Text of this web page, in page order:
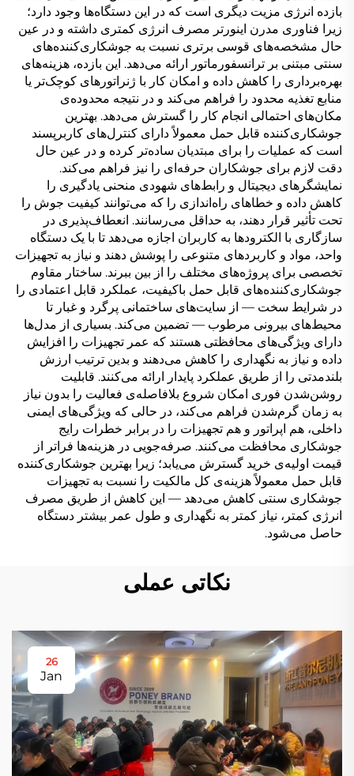
بازده انرژی مزیت دیگری است که در این دستگاه‌ها وجود دارد؛
زیرا فناوری مدرن اینورتر مصرف انرژی کمتری داشته و در عین
حال مشخصه‌های قوسی برتری نسبت به جوشکاری‌کننده‌های
سنتی مبتنی بر ترانسفورماتور ارائه می‌دهد. این بازده، هزینه‌های
بهره‌برداری را کاهش داده و امکان کار با ژنراتورهای کوچک‌تر یا
منابع تغذیه محدود را فراهم می‌کند و در نتیجه محدوده‌ی
مکان‌های احتمالی انجام کار را گسترش می‌دهد. بهترین
جوشکاری‌کننده قابل حمل معمولاً دارای کنترل‌های کاربرپسند
است که عملیات را برای مبتدیان ساده‌تر کرده و در عین حال
دقت لازم برای جوشکاران حرفه‌ای را نیز فراهم می‌کند.
نمایشگرهای دیجیتال و رابط‌های شهودی منحنی یادگیری را
کاهش داده و خطاهای راه‌اندازی را که می‌توانند کیفیت جوش را
تحت تأثیر قرار دهند، به حداقل می‌رسانند. انعطاف‌پذیری در
سازگاری با الکترودها به کاربران اجازه می‌دهد تا با یک دستگاه
واحد، مواد و کاربردهای متنوعی را پوشش دهند و نیاز به تجهیزات
تخصصی برای پروژه‌های مختلف را از بین ببرند. ساختار مقاوم
جوشکاری‌کننده‌های قابل حمل باکیفیت، عملکرد قابل اعتمادی را
در شرایط سخت — از سایت‌های ساختمانی پرگرد و غبار تا
محیط‌های بیرونی مرطوب — تضمین می‌کند. بسیاری از مدل‌ها
دارای ویژگی‌های محافظتی هستند که عمر تجهیزات را افزایش
داده و نیاز به نگهداری را کاهش می‌دهند و بدین ترتیب ارزش
بلندمدتی را از طریق عملکرد پایدار ارائه می‌کنند. قابلیت
روشن‌شدن فوری امکان شروع بلافاصله‌ی فعالیت را بدون نیاز
به زمان گرم‌شدن فراهم می‌کند، در حالی که ویژگی‌های ایمنی
داخلی، هم اپراتور و هم تجهیزات را در برابر خطرات رایج
جوشکاری محافظت می‌کنند. صرفه‌جویی در هزینه‌ها فراتر از
قیمت اولیه‌ی خرید گسترش می‌یابد؛ زیرا بهترین جوشکاری‌کننده
قابل حمل معمولاً هزینه‌ی کل مالکیت را نسبت به تجهیزات
جوشکاری سنتی کاهش می‌دهد — این کاهش از طریق مصرف
انرژی کمتر، نیاز کمتر به نگهداری و طول عمر بیشتر دستگاه
حاصل می‌شود.
نکاتی عملی
26
Jan